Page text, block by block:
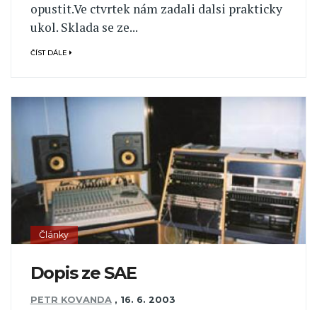
opustit.Ve ctvrtek nám zadali dalsi prakticky
ukol. Sklada se ze...
ČÍST DÁLE
Články
Dopis ze SAE
PETR KOVANDA , 16. 6. 2003